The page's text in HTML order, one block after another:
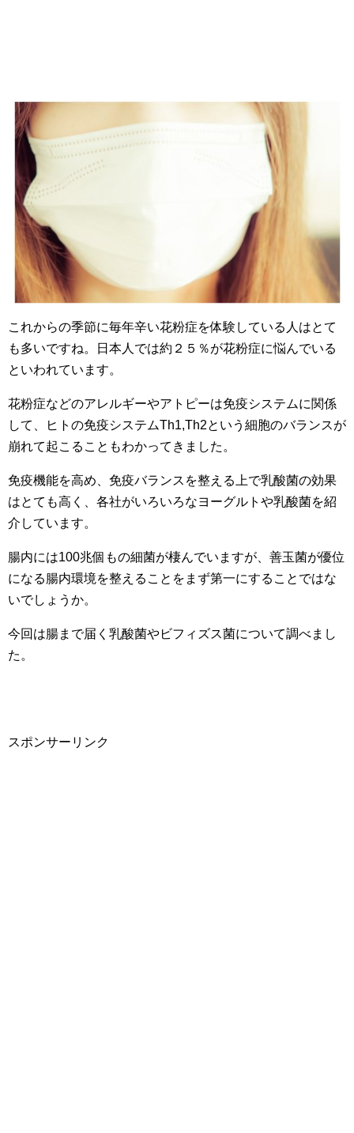
これからの季節に毎年辛い花粉症を体験している人はとて
も多いですね。日本人では約２５％が花粉症に悩んでいる
といわれています。
花粉症などのアレルギーやアトピーは免疫システムに関係
して、ヒトの免疫システムTh1,Th2という細胞のバランスが
崩れて起こることもわかってきました。
免疫機能を高め、免疫バランスを整える上で乳酸菌の効果
はとても高く、各社がいろいろなヨーグルトや乳酸菌を紹
介しています。
腸内には100兆個もの細菌が棲んでいますが、善玉菌が優位
になる腸内環境を整えることをまず第一にすることではな
いでしょうか。
今回は腸まで届く乳酸菌やビフィズス菌について調べまし
た。
スポンサーリンク